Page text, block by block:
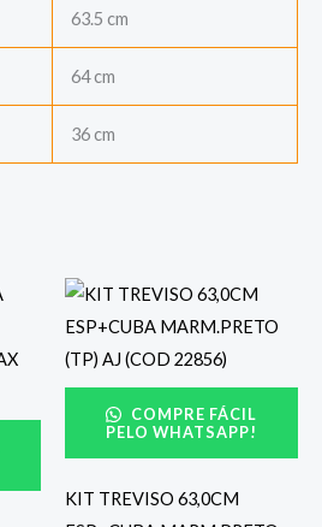
63.5 cm
64 cm
36 cm
COMPRE FÁCIL
PELO WHATSAPP!
KIT TREVISO 63,0CM